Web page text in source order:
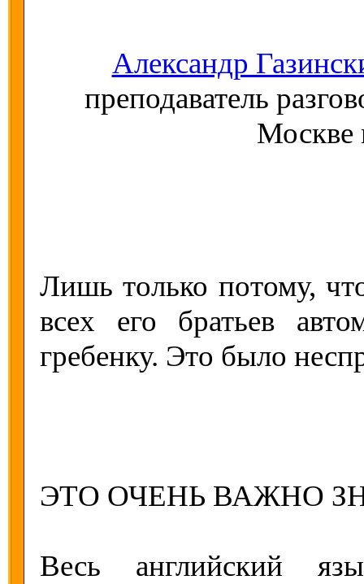
Александр
преподаватель
Лишь только потому,
всех его братьев
гребенку. Это было
ЭТО ОЧЕНЬ ВАЖНО
Весь английский